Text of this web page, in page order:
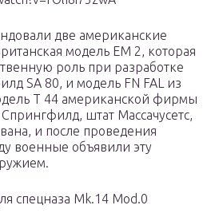
две американские
модель ЕМ 2, которая
роль при разработке
SA 80, и модель FN FAL из
Т 44 американской фирмы
штат Массачусетс,
и после проведения
военные объявили эту
спецназа Mk.14 Mod.0